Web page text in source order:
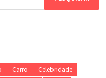
Carro
Celebridade